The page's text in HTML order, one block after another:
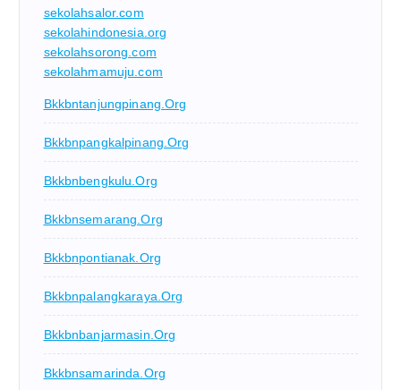
sekolahsalor.com
sekolahindonesia.org
sekolahsorong.com
sekolahmamuju.com
Bkkbntanjungpinang.org
Bkkbnpangkalpinang.org
Bkkbnbengkulu.org
Bkkbnsemarang.org
Bkkbnpontianak.org
Bkkbnpalangkaraya.org
Bkkbnbanjarmasin.org
Bkkbnsamarinda.org